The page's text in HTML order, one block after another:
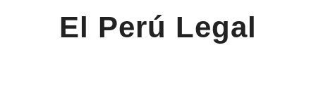
El Perú Legal